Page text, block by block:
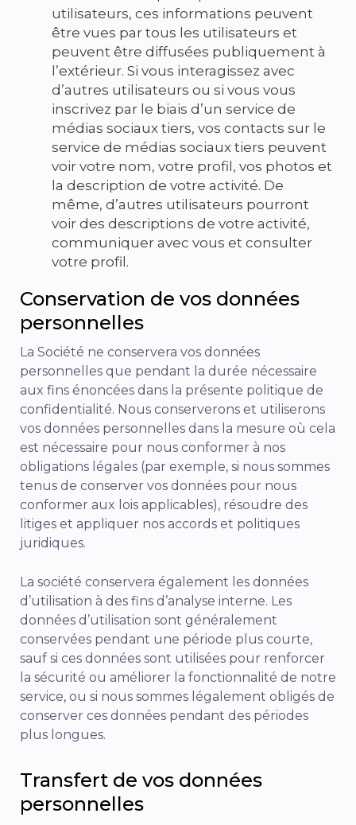
utilisateurs, ces informations peuvent
être vues par tous les utilisateurs et
peuvent être diffusées publiquement à
l’extérieur. Si vous interagissez avec
d’autres utilisateurs ou si vous vous
inscrivez par le biais d’un service de
médias sociaux tiers, vos contacts sur le
service de médias sociaux tiers peuvent
voir votre nom, votre profil, vos photos et
la description de votre activité. De
même, d’autres utilisateurs pourront
voir des descriptions de votre activité,
communiquer avec vous et consulter
votre profil.
Conservation de vos données
personnelles
La Société ne conservera vos données
personnelles que pendant la durée nécessaire
aux fins énoncées dans la présente politique de
confidentialité. Nous conserverons et utiliserons
vos données personnelles dans la mesure où cela
est nécessaire pour nous conformer à nos
obligations légales (par exemple, si nous sommes
tenus de conserver vos données pour nous
conformer aux lois applicables), résoudre des
litiges et appliquer nos accords et politiques
juridiques.
La société conservera également les données
d’utilisation à des fins d’analyse interne. Les
données d’utilisation sont généralement
conservées pendant une période plus courte,
sauf si ces données sont utilisées pour renforcer
la sécurité ou améliorer la fonctionnalité de notre
service, ou si nous sommes légalement obligés de
conserver ces données pendant des périodes
plus longues.
Transfert de vos données
personnelles